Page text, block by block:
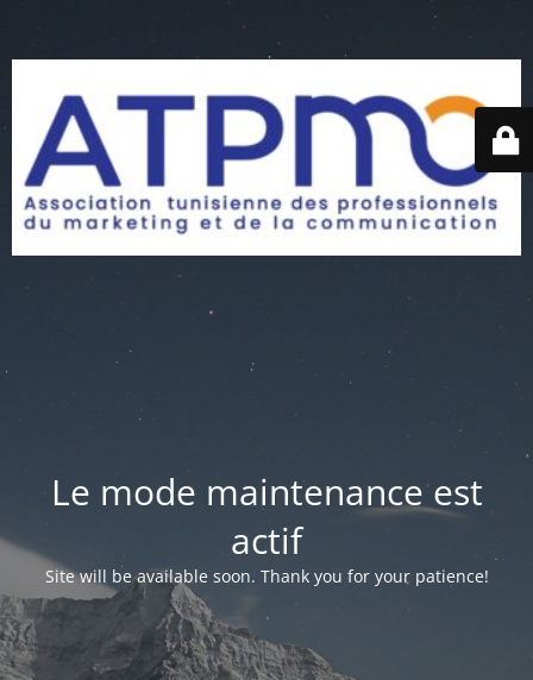
Le mode maintenance est
actif
Site will be available soon. Thank you for your patience!